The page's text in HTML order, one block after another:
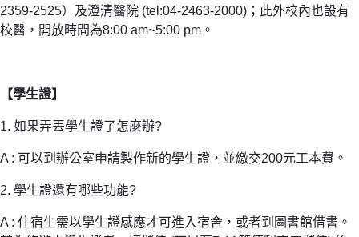
2359-2525）及澄清醫院 (tel:04-2463-2000)；此外校內也設有
校醫，開放時間為8:00 am~5:00 pm。
【學生證】
1. 如果弄丟學生證了怎麼辦?
A : 可以到辦公室申請製作新的學生證，並繳交200元工本費。
2. 學生證還有哪些功能?
A : 住宿生需以學生證感應才可進入宿舍，或者到圖書館借書。